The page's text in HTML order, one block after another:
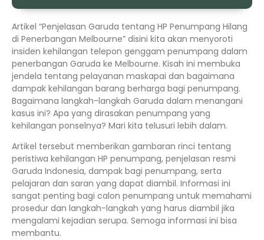
Artikel “Penjelasan Garuda tentang HP Penumpang Hilang
di Penerbangan Melbourne” disini kita akan menyoroti
insiden kehilangan telepon genggam penumpang dalam
penerbangan Garuda ke Melbourne. Kisah ini membuka
jendela tentang pelayanan maskapai dan bagaimana
dampak kehilangan barang berharga bagi penumpang.
Bagaimana langkah-langkah Garuda dalam menangani
kasus ini? Apa yang dirasakan penumpang yang
kehilangan ponselnya? Mari kita telusuri lebih dalam.
Artikel tersebut memberikan gambaran rinci tentang
peristiwa kehilangan HP penumpang, penjelasan resmi
Garuda Indonesia, dampak bagi penumpang, serta
pelajaran dan saran yang dapat diambil. Informasi ini
sangat penting bagi calon penumpang untuk memahami
prosedur dan langkah-langkah yang harus diambil jika
mengalami kejadian serupa. Semoga informasi ini bisa
membantu.